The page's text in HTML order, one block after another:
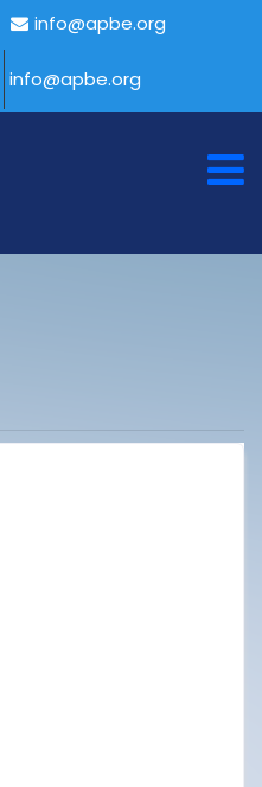
info@apbe.org
info@apbe.org